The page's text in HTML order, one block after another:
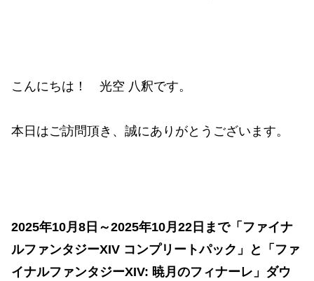
こんにちは！ 光空 八釈です。
本日はご訪問頂き、誠にありがとうございます。
2025年10月8日～2025年10月22日まで「ファイナ
ルファンタジーXIV コンプリートパック」と「ファ
イナルファンタジーXIV: 暁月のフィナーレ」ダウ